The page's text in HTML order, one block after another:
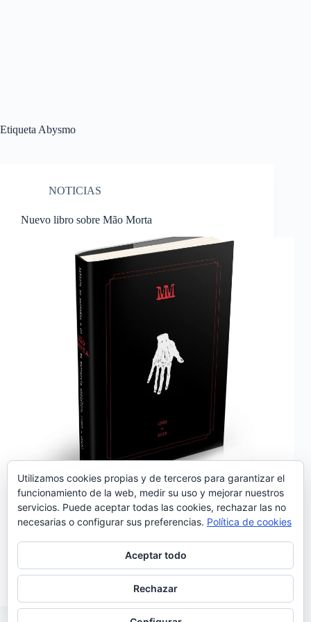
Etiqueta Abysmo
NOTICIAS
Nuevo libro sobre Mão Morta
El 27 de febrero se presentó el libro «Revista de
Imprensa: os Mão Morta na Narrativa Mediática»
editado por Abysmo. Escrito por el vocalista del
grupo, Adolfo Luxúria Canibal, abarca la historia
del grupo desde 1985 a 2015. En palabras de…
Noemí Sánchez
04/03/2016
Utilizamos cookies propias y de terceros para garantizar el
funcionamiento de la web, medir su uso y mejorar nuestros
servicios. Puede aceptar todas las cookies, rechazar las no
necesarias o configurar sus preferencias. Política de cookies
Aceptar todo
Rechazar